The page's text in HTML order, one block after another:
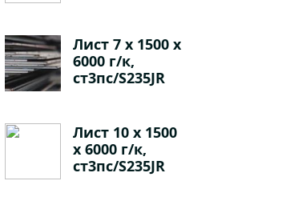
Лист 7 х 1500 х
6000 г/к,
ст3пс/S235JR
Лист 10 х 1500
х 6000 г/к,
ст3пс/S235JR